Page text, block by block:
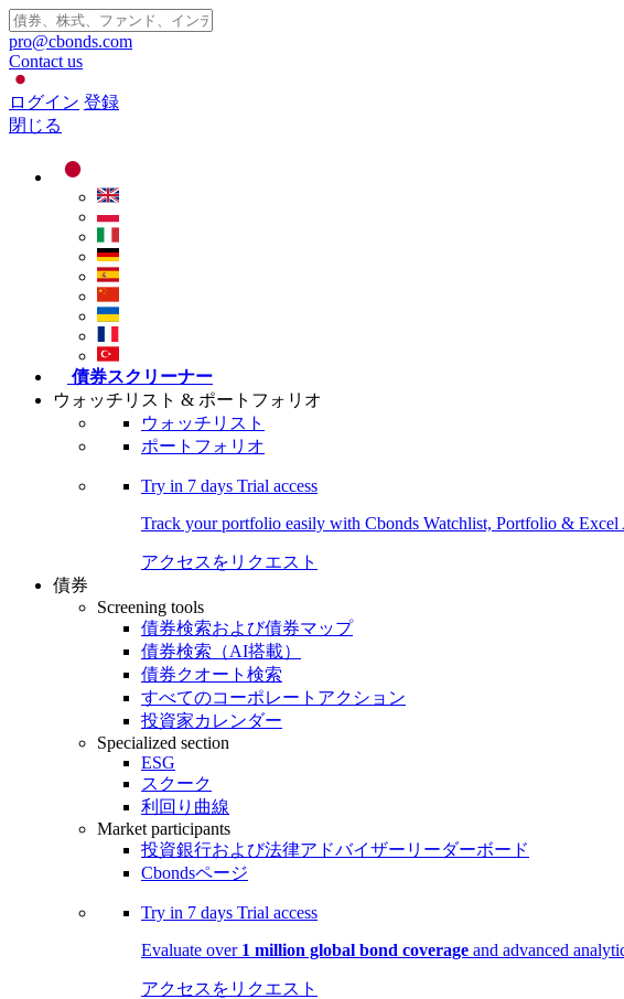
pro@cbonds.com
Contact us
ログイン 登録
閉じる
債券スクリーナー
ウォッチリスト & ポートフォリオ
ウォッチリスト
ポートフォリオ
Try in 7 days Trial access
Track your portfolio easily with Cbonds Watchlist, Portfolio & Excel
アクセスをリクエスト
債券
Screening tools
債券検索および債券マップ
債券検索（AI搭載）
債券クオート検索
すべてのコーポレートアクション
投資家カレンダー
Specialized section
ESG
スクーク
利回り曲線
Market participants
投資銀行および法律アドバイザーリーダーボード
Cbondsページ
Try in 7 days Trial access
Evaluate over 1 million global bond coverage and advanced
アクセスをリクエスト